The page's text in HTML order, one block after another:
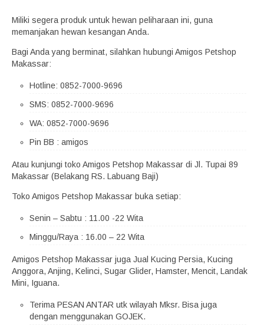
Miliki segera produk untuk hewan peliharaan ini, guna
memanjakan hewan kesangan Anda.
Bagi Anda yang berminat, silahkan hubungi Amigos Petshop
Makassar:
Hotline: 0852-7000-9696
SMS: 0852-7000-9696
WA: 0852-7000-9696
Pin BB : amigos
Atau kunjungi toko Amigos Petshop Makassar di Jl. Tupai 89
Makassar (Belakang RS. Labuang Baji)
Toko Amigos Petshop Makassar buka setiap:
Senin – Sabtu : 11.00 -22 Wita
Minggu/Raya : 16.00 – 22 Wita
Amigos Petshop Makassar juga Jual Kucing Persia, Kucing
Anggora, Anjing, Kelinci, Sugar Glider, Hamster, Mencit, Landak
Mini, Iguana.
Terima PESAN ANTAR utk wilayah Mksr. Bisa juga
dengan menggunakan GOJEK.